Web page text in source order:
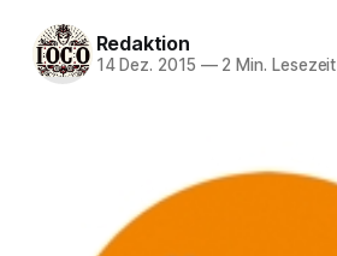
Redaktion
14 Dez. 2015 —2 Min. Lesezeit